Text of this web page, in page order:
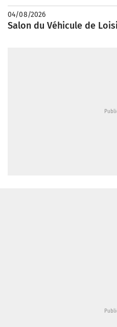
04/08/2026
Salon du Véhicule de